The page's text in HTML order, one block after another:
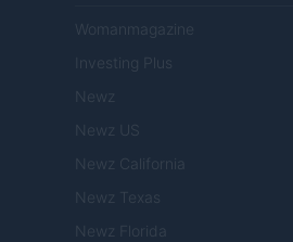
Womanmagazine
Investing Plus
Newz
Newz US
Newz California
Newz Texas
Newz Florida